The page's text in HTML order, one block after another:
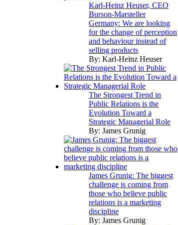
Karl-Heinz Heuser, CEO
Burson-Marsteller
Germany: We are looking
for the change of perception
and behaviour instead of
selling products
By: Karl-Heinz Heuser
The Strongest Trend in
Public Relations is the
Evolution Toward a
Strategic Managerial Role
By: James Grunig
James Grunig: The biggest
challenge is coming from
those who believe public
relations is a marketing
discipline
By: James Grunig